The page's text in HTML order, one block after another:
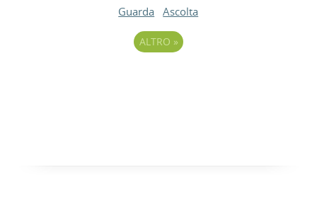
Guarda Ascolta
ALTRO »